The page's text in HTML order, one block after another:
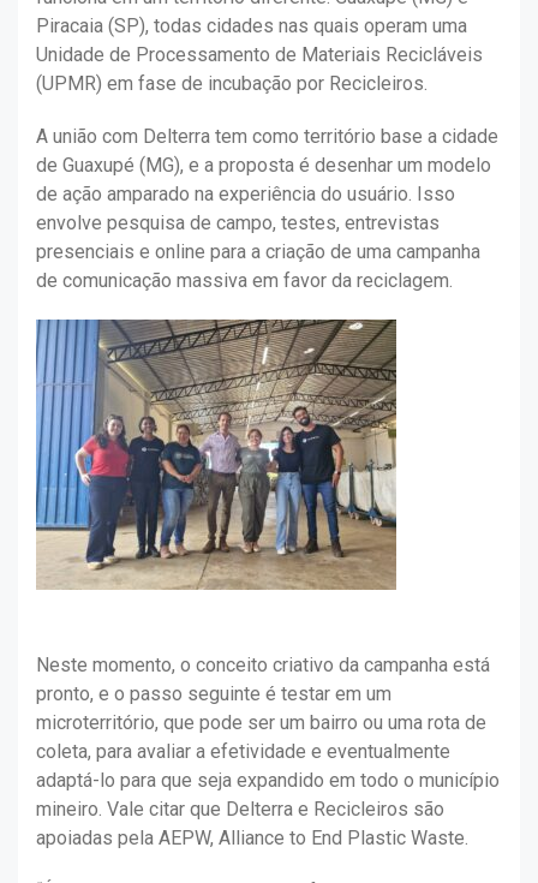
Piracaia (SP), todas cidades nas quais operam uma
Unidade de Processamento de Materiais Recicláveis
(UPMR) em fase de incubação por Recicleiros.
A união com Delterra tem como território base a cidade
de Guaxupé (MG), e a proposta é desenhar um modelo
de ação amparado na experiência do usuário. Isso
envolve pesquisa de campo, testes, entrevistas
presenciais e online para a criação de uma campanha
de comunicação massiva em favor da reciclagem.
Neste momento, o conceito criativo da campanha está
pronto, e o passo seguinte é testar em um
microterritório, que pode ser um bairro ou uma rota de
coleta, para avaliar a efetividade e eventualmente
adaptá-lo para que seja expandido em todo o município
mineiro. Vale citar que Delterra e Recicleiros são
apoiadas pela AEPW, Alliance to End Plastic Waste.